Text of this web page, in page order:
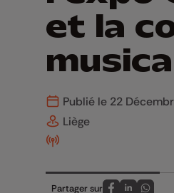
et la
Publié le 22
Liège
Partager sur